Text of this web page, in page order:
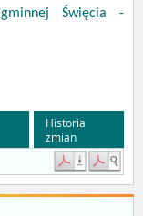
Święcia -
Historia
zmian